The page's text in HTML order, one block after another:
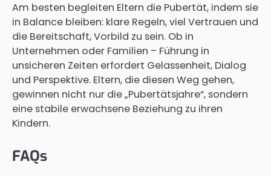
Am besten begleiten Eltern die Pubertät, indem sie
in Balance bleiben: klare Regeln, viel Vertrauen und
die Bereitschaft, Vorbild zu sein. Ob in
Unternehmen oder Familien – Führung in
unsicheren Zeiten erfordert Gelassenheit, Dialog
und Perspektive. Eltern, die diesen Weg gehen,
gewinnen nicht nur die „Pubertätsjahre“, sondern
eine stabile erwachsene Beziehung zu ihren
Kindern.
FAQs